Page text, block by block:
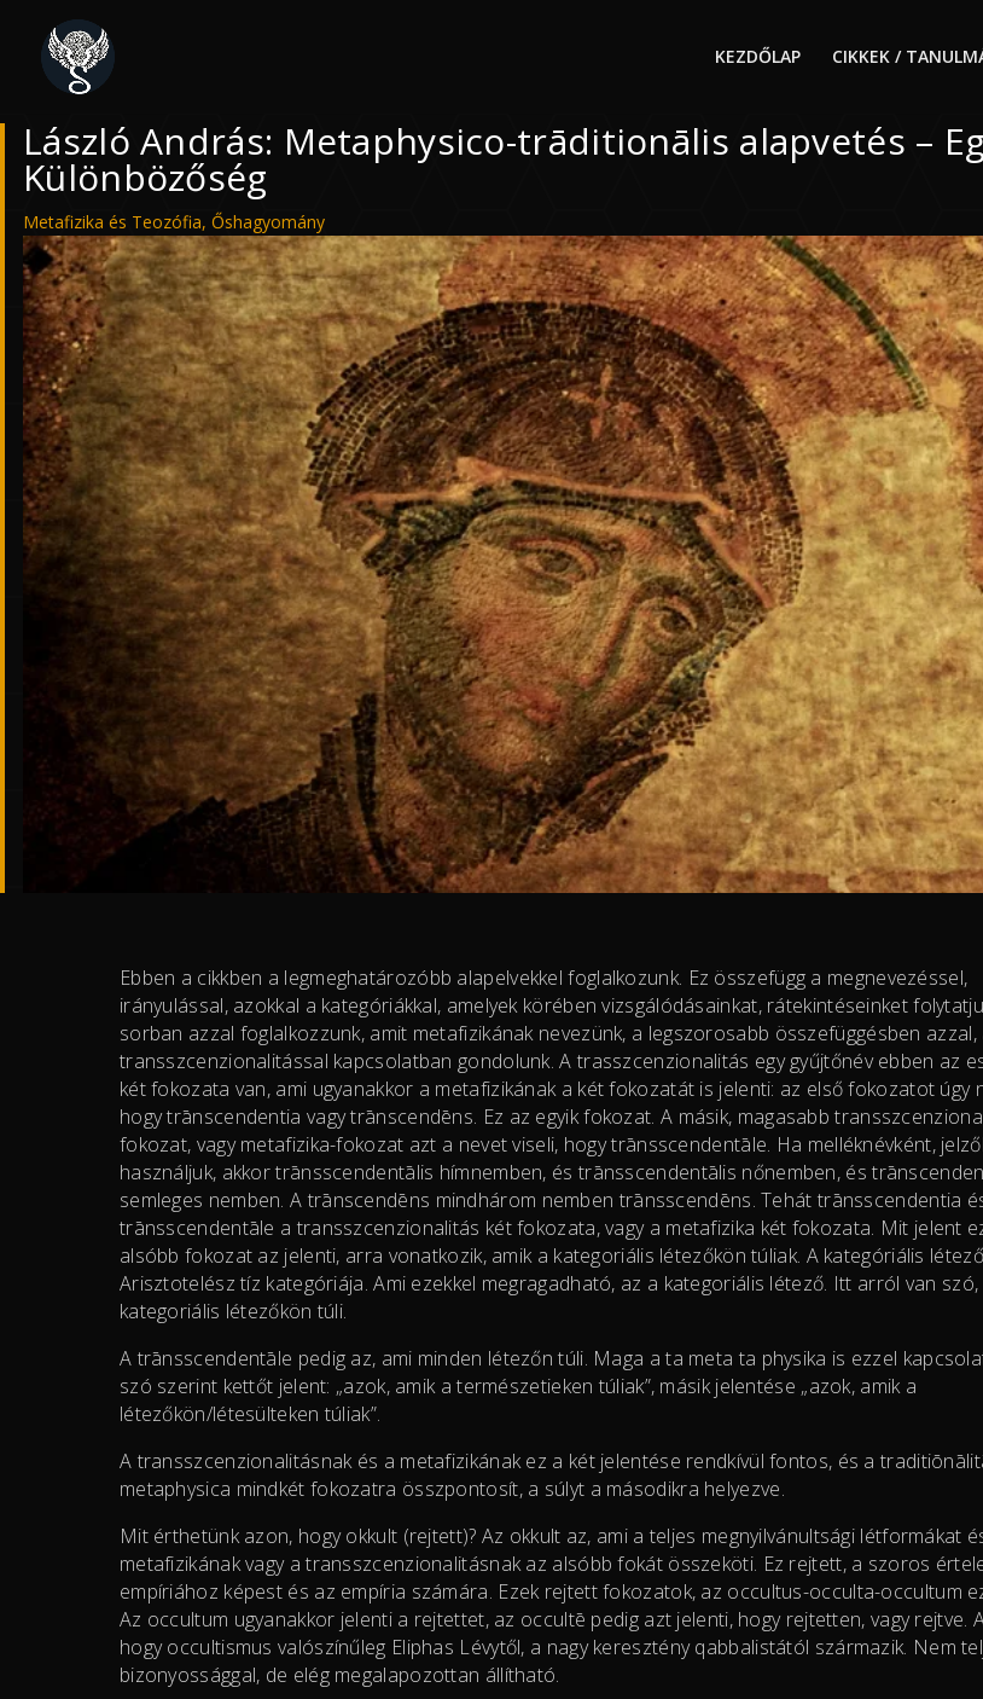
KEZDŐLAP CIKKEK /
László András: Metaphysico-trāditionālis alapvetés –
Különbözőség
Metafizika és Teozófia, Őshagyomány
Ebben a cikkben a legmeghatározóbb alapelvekkel foglalkozunk. Ez összefügg a megnevezéssel,
irányulással, azokkal a kategóriákkal, amelyek körében vizsgálódásainkat, rátekintéseinket
sorban azzal foglalkozzunk, amit metafizikának nevezünk, a legszorosabb összefüggésben azzal,
transszcenzionalitással kapcsolatban gondolunk. A trasszcenzionalitás egy gyűjtőnév ebben az
két fokozata van, ami ugyanakkor a metafizikának a két fokozatát is jelenti: az első fokozatot úgy
hogy trānscendentia vagy trānscendēns. Ez az egyik fokozat. A másik, magasabb
fokozat, vagy metafizika-fokozat azt a nevet viseli, hogy trānsscendentāle. Ha melléknévként,
használjuk, akkor trānsscendentālis hímnemben, és trānsscendentālis nőnemben, és
semleges nemben. A trānscendēns mindhárom nemben trānsscendēns. Tehát trānsscendentia
trānsscendentāle a transszcenzionalitás két fokozata, vagy a metafizika két fokozata. Mit jelent
alsóbb fokozat az jelenti, arra vonatkozik, amik a kategoriális létezőkön túliak. A kategóriális
Arisztotelész tíz kategóriája. Ami ezekkel megragadható, az a kategoriális létező. Itt arról van szó,
kategoriális létezőkön túli.
A trānsscendentāle pedig az, ami minden létezőn túli. Maga a ta meta ta physika is ezzel
szó szerint kettőt jelent: „azok, amik a természetieken túliak”, másik jelentése „azok, amik a
létezőkön/létesülteken túliak”.
A transszcenzionalitásnak és a metafizikának ez a két jelentése rendkívül fontos, és a
metaphysica mindkét fokozatra összpontosít, a súlyt a másodikra helyezve.
Mit érthetünk azon, hogy okkult (rejtett)? Az okkult az, ami a teljes megnyilvánultsági létformákat
metafizikának vagy a transszcenzionalitásnak az alsóbb fokát összeköti. Ez rejtett, a szoros
empíriához képest és az empíria számára. Ezek rejtett fokozatok, az occultus-occulta-occultum
Az occultum ugyanakkor jelenti a rejtettet, az occultē pedig azt jelenti, hogy rejtetten, vagy rejtve.
hogy occultismus valószínűleg Eliphas Lévytől, a nagy keresztény qabbalistától származik. Nem
bizonyossággal, de elég megalapozottan állítható.